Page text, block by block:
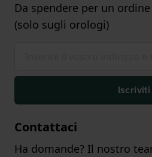
Da spendere per un
(solo sugli orologi)
Iscriviti
Contattaci
Ha domande? Il nostro